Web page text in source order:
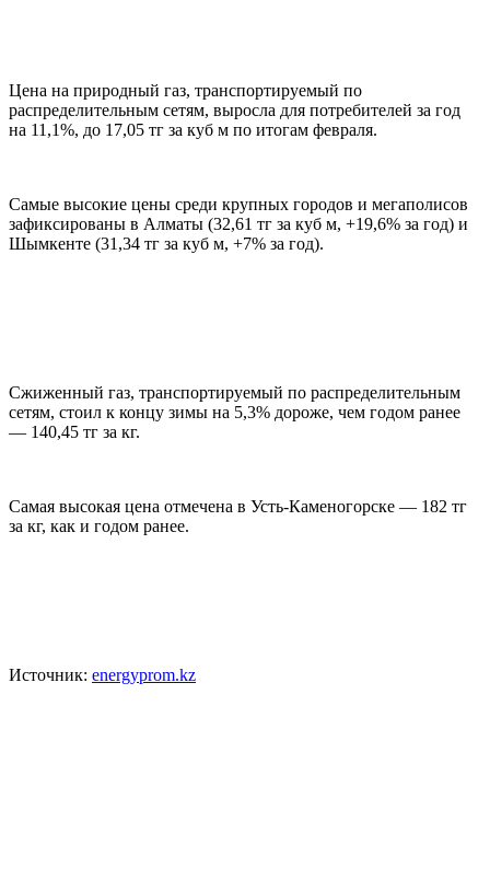
Цена на природный газ, транспортируемый по
распределительным сетям, выросла для потребителей за год
на 11,1%, до 17,05 тг за куб м по итогам февраля.
Самые высокие цены среди крупных городов и мегаполисов
зафиксированы в Алматы (32,61 тг за куб м, +19,6% за год) и
Шымкенте (31,34 тг за куб м, +7% за год).
Сжиженный газ, транспортируемый по распределительным
сетям, стоил к концу зимы на 5,3% дороже, чем годом ранее
— 140,45 тг за кг.
Самая высокая цена отмечена в Усть-Каменогорске — 182 тг
за кг, как и годом ранее.
Источник: energyprom.kz